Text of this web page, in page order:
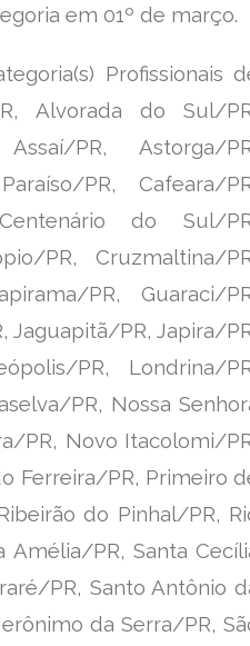
em 01º de março.
Profissionais
Alvorada do Sul/
PR, Astorga/
PR, Cafeara/
Centenário doSul/
PR, Cruzmaltina/
PR, Guaraci/
Jaguapitã/PR, Japira/
PR, Londrina/
PR, Nossa
PR, Novo Itacolomi/
Ferreira/PR, Primeiro
do Pinhal/PR,
Amélia/PR, Santa
PR, Santo Antônio
daSerra/PR,